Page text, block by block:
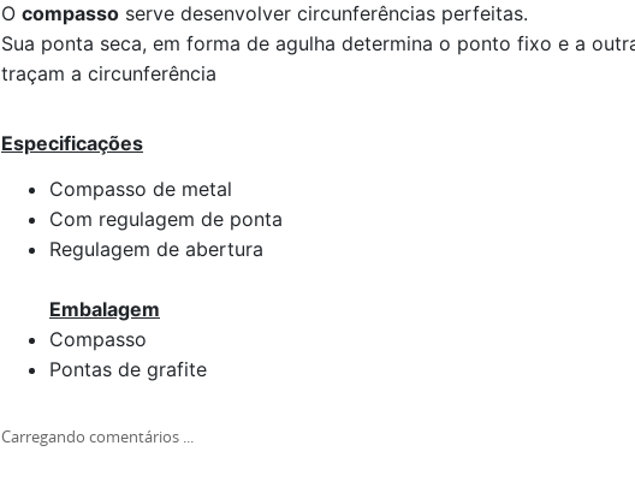
O compasso serve desenvolver circunferências perfeitas.
Sua ponta seca, em forma de agulha determina o ponto fixo e a
traçam a circunferência
Especificações
Compasso de metal
Com regulagem de ponta
Regulagem de abertura
Embalagem
Compasso
Pontas de grafite
Carregando comentários ...